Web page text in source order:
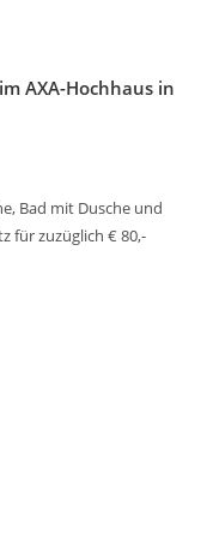
AXA-Hochhaus in
Bad mit Dusche und
für zuzüglich € 80,-